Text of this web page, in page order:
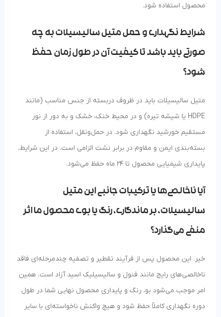
محصول استفاده شود.
شرایط نگهداری و حمل متیل سالیسیلات به چه
صورتی باید باشد تا کیفیت آن در طول زمان حفظ
شود؟
متیل سالیسیلات باید در ظروف دربسته از جنس مناسب (مانند
HDPE یا شیشه تیره) و در محیط خنک، خشک و به دور از نور
مستقیم خورشید نگهداری شود. در حمل‌ونقل، استفاده از
بسته‌بندی ایمن و مقاوم در برابر نشت الزامی است. در این شرایط،
پایداری شیمیایی محصول تا 24 ماه حفظ می‌شود.
آیا ناخالصی‌ها یا ترکیبات جانبی این متیل
سالیسیلات، بر ماندگاری، رنگ یا بوی محصول ما اثر
منفی می‌گذارد؟
خیر. این محصول پس از فرآیند تقطیر و تصفیه چندمرحله‌ای فاقد
ناخالصی‌های رایج مانند فنول و سالیسیلیک اسید آزاد است. همین
امر موجب می‌شود بو، رنگ و پایداری محصول نهایی شما در طول
دوره نگهداری کاملاً حفظ شود و هیچ واکنش ناخواسته‌ای با سایر